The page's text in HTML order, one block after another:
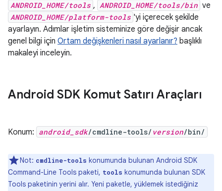
ANDROID_HOME/tools , ANDROID_HOME/tools/bin ve
ANDROID_HOME/platform-tools 'yi içerecek şekilde
ayarlayın. Adımlar işletim sisteminize göre değişir ancak
genel bilgi için Ortam değişkenleri nasıl ayarlanır? başlıklı
makaleyi inceleyin.
Android SDK Komut Satırı Araçları
Konum: android_sdk/cmdline-tools/ version/bin/
Not: cmdline-tools konumunda bulunan Android SDK
Command-Line Tools paketi, tools konumunda bulunan SDK
Tools paketinin yerini alır. Yeni paketle, yüklemek istediğiniz